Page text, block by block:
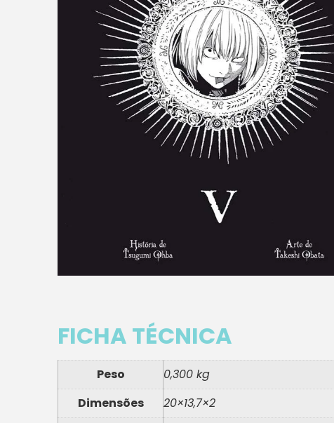
FICHA TÉCNICA
Peso
0,300 kg
Dimensões
20×13,7×2